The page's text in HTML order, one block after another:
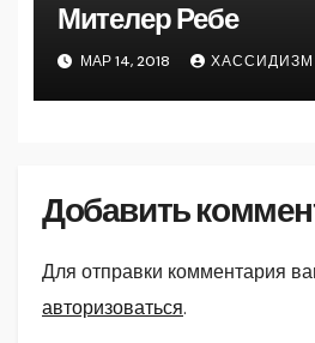
Мителер Ребе
МАР 14, 2018
Добавить
Для отправки комментария
авторизоваться.